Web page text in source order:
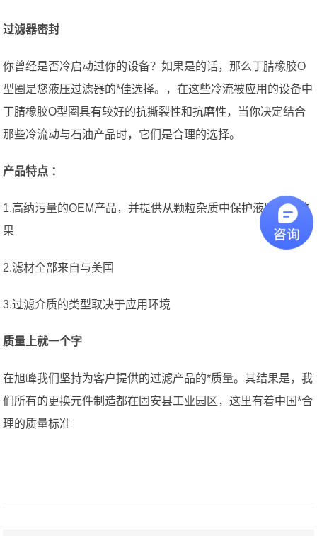
过滤器密封
你曾经是否冷启动过你的设备？如果是的话，那么丁腈橡胶O
型圈是您液压过滤器的*佳选择。，在这些冷流被应用的设备中
丁腈橡胶O型圈具有较好的抗撕裂性和抗磨性，当你决定结合
那些冷流动与石油产品时，它们是合理的选择。
产品特点 ：
1.高纳污量的OEM产品，并提供从颗粒杂质中保护液压油的效
果
2.滤材全部来自与美国
3.过滤介质的类型取决于应用环境
质量上就一个字
在旭峰我们坚持为客户提供的过滤产品的*质量。其结果是，我
们所有的更换元件制造都在固安县工业园区，这里有着中国*合
理的质量标准